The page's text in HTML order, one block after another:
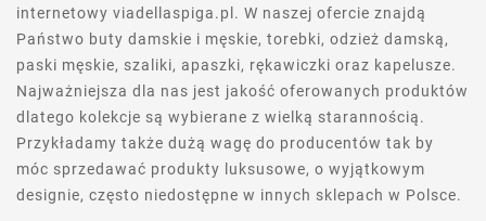
internetowy viadellaspiga.pl. W naszej ofercie znajdą
Państwo buty damskie i męskie, torebki, odzież damską,
paski męskie, szaliki, apaszki, rękawiczki oraz kapelusze.
Najważniejsza dla nas jest jakość oferowanych produktów
dlatego kolekcje są wybierane z wielką starannością.
Przykładamy także dużą wagę do producentów tak by
móc sprzedawać produkty luksusowe, o wyjątkowym
designie, często niedostępne w innych sklepach w Polsce.